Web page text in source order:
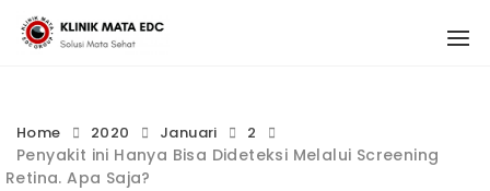
Home 2020 Januari 2
Penyakit ini Hanya Bisa Dideteksi Melalui Screening
Retina. Apa Saja?